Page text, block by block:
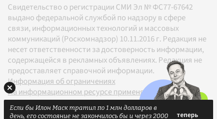
Свидетельство о регистрации СМИ Эл № ФС77-67642
выдано федеральной службой по надзору в сфере
связи, информационных технологий и массовых
коммуникаций (Роскомнадзор) 10.11.2016 г. Редакция не
несет ответственности за достоверность информации,
содержащейся в рекламных объявлениях. Редакция не
предоставляет справочной информации.
Информация об ограничениях
На информационном ресурсе применяются
рекомендательные технологии в соответствии с
Правилами
Если бы Илон Маск тратил по 1 млн долларов в
день, его состояние не закончилось бы и через 2000